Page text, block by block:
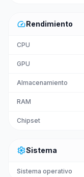
speedRendimiento
CPU
GPU
Almacenamiento
RAM
Chipset
settingsSistema
Sistema operativo